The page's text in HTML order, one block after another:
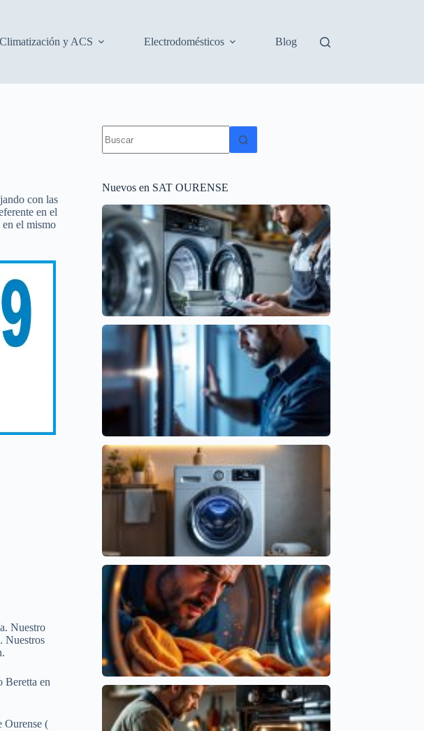
Climatización y ACS Electrodomésticos Blog
con las
en el
en el mismo
Nuestro
. Nuestros
Beretta en
Ourense (
resultados
Nuevos en SAT OURENSE
Causas del Lavavajillas que Tarda Demasiado en
Terminar
Cointra
Comprender el error EC en frigorífico LG y sus
síntomas
Códigos de error por marcas
Lavadora que marca tiempos incorrectos: fallos
comunes
Averías frecuentes en electrodomésticos
Problemas de Temperatura en Secadoras: Causas
y Soluciones
Averías frecuentes en electrodomésticos